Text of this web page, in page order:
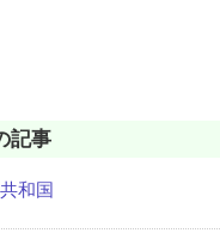
記事
和国